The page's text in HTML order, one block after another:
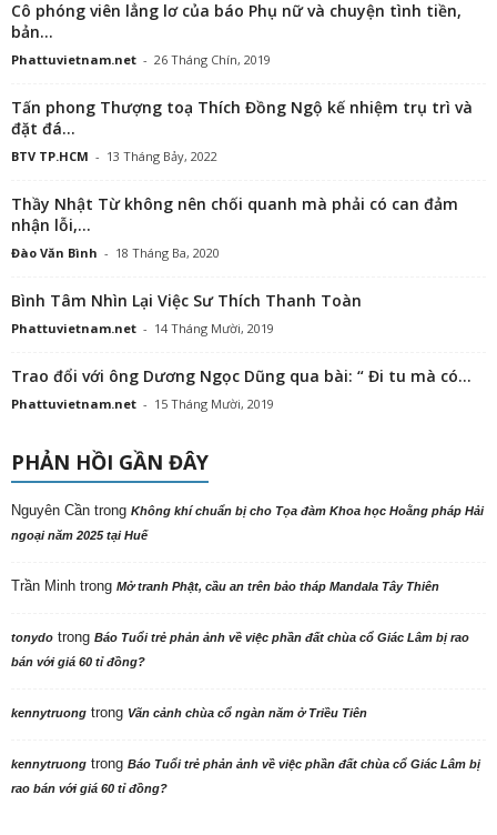
Cô phóng viên lẳng lơ của báo Phụ nữ và chuyện tình tiền,
bản...
Phattuvietnam.net - 26 Tháng Chín, 2019
Tấn phong Thượng toạ Thích Đồng Ngộ kế nhiệm trụ trì và
đặt đá...
BTV TP.HCM - 13 Tháng Bảy, 2022
Thầy Nhật Từ không nên chối quanh mà phải có can đảm
nhận lỗi,...
Đào Văn Bình - 18 Tháng Ba, 2020
Bình Tâm Nhìn Lại Việc Sư Thích Thanh Toàn
Phattuvietnam.net - 14 Tháng Mười, 2019
Trao đổi với ông Dương Ngọc Dũng qua bài: “ Đi tu mà có...
Phattuvietnam.net - 15 Tháng Mười, 2019
PHẢN HỒI GẦN ĐÂY
Nguyên Cần trong Không khí chuẩn bị cho Tọa đàm Khoa học Hoằng pháp Hải
ngoại năm 2025 tại Huế
Trần Minh trong Mở tranh Phật, cầu an trên bảo tháp Mandala Tây Thiên
tonydo trong Báo Tuổi trẻ phản ảnh về việc phần đất chùa cổ Giác Lâm bị rao
bán với giá 60 tỉ đồng?
kennytruong trong Vãn cảnh chùa cổ ngàn năm ở Triều Tiên
kennytruong trong Báo Tuổi trẻ phản ảnh về việc phần đất chùa cổ Giác Lâm bị
rao bán với giá 60 tỉ đồng?